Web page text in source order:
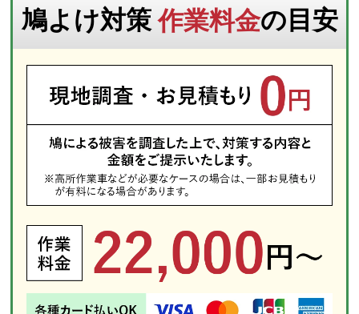
鳩よけ対策作業料金の目安